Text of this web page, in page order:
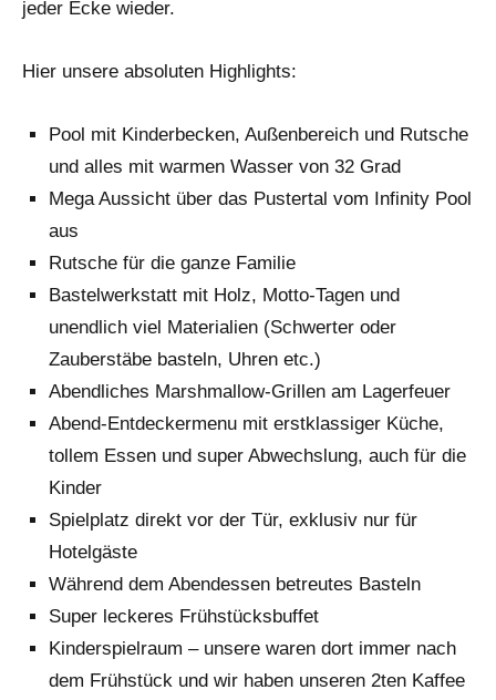
jeder Ecke wieder.
Hier unsere absoluten Highlights:
Pool mit Kinderbecken, Außenbereich und Rutsche
und alles mit warmen Wasser von 32 Grad
Mega Aussicht über das Pustertal vom Infinity Pool
aus
Rutsche für die ganze Familie
Bastelwerkstatt mit Holz, Motto-Tagen und
unendlich viel Materialien (Schwerter oder
Zauberstäbe basteln, Uhren etc.)
Abendliches Marshmallow-Grillen am Lagerfeuer
Abend-Entdeckermenu mit erstklassiger Küche,
tollem Essen und super Abwechslung, auch für die
Kinder
Spielplatz direkt vor der Tür, exklusiv nur für
Hotelgäste
Während dem Abendessen betreutes Basteln
Super leckeres Frühstücksbuffet
Kinderspielraum – unsere waren dort immer nach
dem Frühstück und wir haben unseren 2ten Kaffee